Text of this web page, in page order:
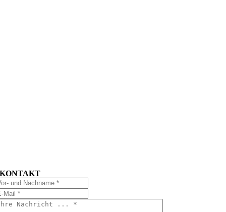
KONTAKT